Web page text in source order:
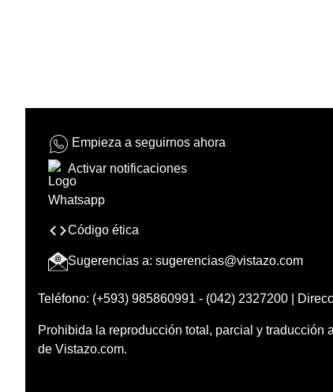
Empieza a seguirnos ahora
Activar notificaciones
Código ética
Sugerencias a: sugerencias@vistazo.com
Teléfono: (+593) 985860991 - (042) 2327200 |
Prohibida la reproducción total, parcial y
de Vistazo.com.